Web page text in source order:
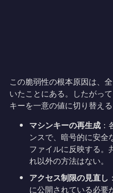
この脆弱性の根本原因は、
いたことにある。したがっ
キーを一意の値に切り替える
マシンキーの再生成
ンスで、暗号的に安全
ファイルに反映する。
れ以外の方法はない。
アクセス制限の見直し
に公開されている必要